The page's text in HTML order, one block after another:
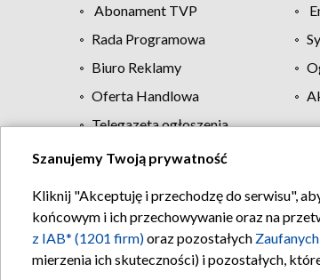
Abonament TVP
Rada Programowa
Biuro Reklamy
Oferta Handlowa
Telegazeta ogłoszenia
Szanujemy Twoją prywatność
Kliknij "Akceptuję i przechodzę do serwisu",
końcowym i ich przechowywanie oraz na
z IAB* (1201 firm)oraz pozostałych
mierzenia ich skuteczności) i pozostałych,